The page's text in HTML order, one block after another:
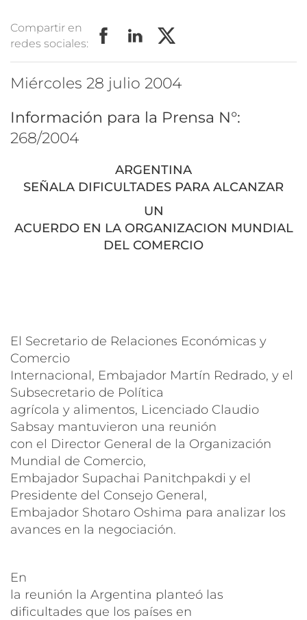
Compartir en
redes sociales:
miércoles 28 julio 2004
Información para la Prensa N°:
268/2004
ARGENTINA
SEÑALA DIFICULTADES PARA ALCANZAR
UN
ACUERDO EN LA ORGANIZACION MUNDIAL
DEL COMERCIO
El Secretario de Relaciones Económicas y
Comercio
Internacional, Embajador Martín Redrado, y el
Subsecretario de Política
agrícola y alimentos, Licenciado Claudio
Sabsay mantuvieron una reunión
con el Director General de la Organización
Mundial de Comercio,
Embajador Supachai Panitchpakdi y el
Presidente del Consejo General,
Embajador Shotaro Oshima para analizar los
avances en la negociación.
En
la reunión la Argentina planteó las
dificultades que los países en